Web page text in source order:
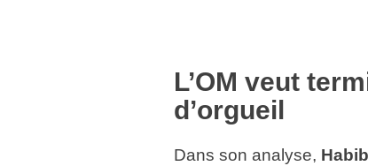
L’OM veut
d’orgueil
Dans son analyse,